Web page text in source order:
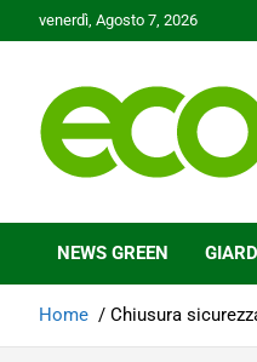
to
venerdì, Agosto 7, 2026
Ecoo.it
NEWS GREEN
Home Chiusura